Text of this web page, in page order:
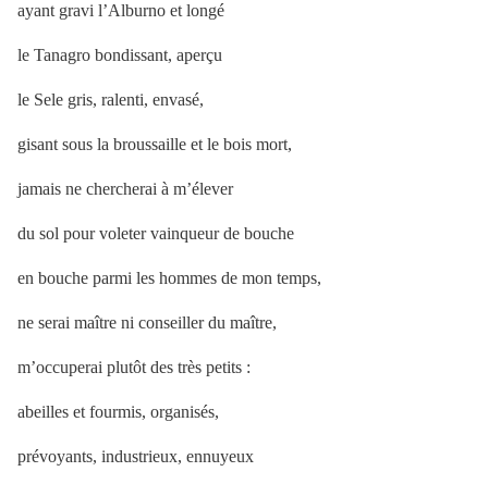
ayant gravi l’Alburno et longé
le Tanagro bondissant, aperçu
le Sele gris, ralenti, envasé,
gisant sous la broussaille et le bois mort,
jamais ne chercherai à m’élever
du sol pour voleter vainqueur de bouche
en bouche parmi les hommes de mon temps,
ne serai maître ni conseiller du maître,
m’occuperai plutôt des très petits :
abeilles et fourmis, organisés,
prévoyants, industrieux, ennuyeux